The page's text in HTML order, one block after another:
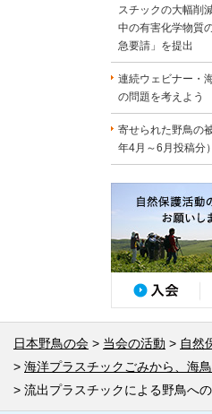
スチックの大幅削
中の有害化学物質
急要請」を提出
連続ウェビナー・
の問題を考えよう
寄せられた野鳥の
年4月～6月投稿分）
日本野鳥の会 当会の活動 自然
海洋プラスチックごみから、海
流出プラスチックによる野鳥へ